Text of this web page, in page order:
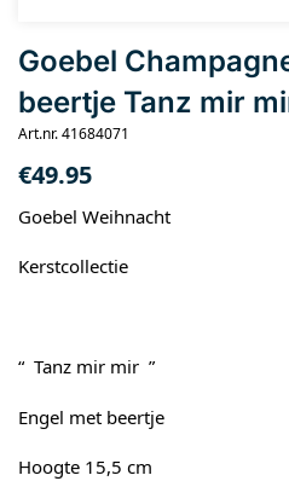
Goebel
beertje Tanz mir
Art.nr. 41684071
€49.95
Goebel Weihnacht
Kerstcollectie
“ Tanz mir mir ”
Engel met beertje
Hoogte 15,5 cm